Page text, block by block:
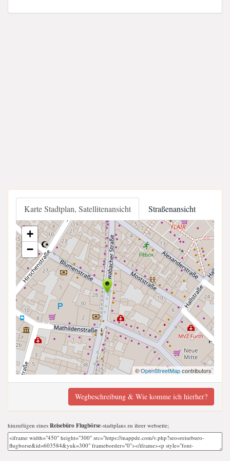
Karte Stadtplan, Satellitenansicht Straßenansicht
+
−
©OpenStreetMapcontributors
Wegbeschreibung & Wie komme ich hierher?
hinzufügen eines Reisebüro Flugbörse-stadtplans zu ihrer webseite;